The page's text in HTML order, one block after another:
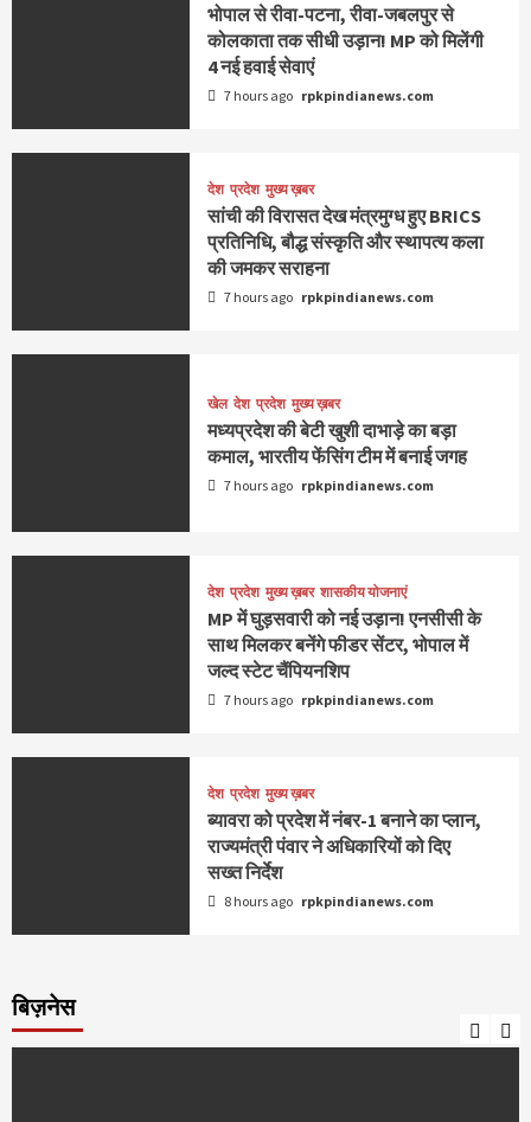
भोपाल से रीवा-पटना, रीवा-जबलपुर से
कोलकाता तक सीधी उड़ान! MP को मिलेंगी
4 नई हवाई सेवाएं
7 hours ago rpkpindianews.com
देश प्रदेश मुख्य ख़बर
सांची की विरासत देख मंत्रमुग्ध हुए BRICS
प्रतिनिधि, बौद्ध संस्कृति और स्थापत्य कला
की जमकर सराहना
7 hours ago rpkpindianews.com
खेल देश प्रदेश मुख्य ख़बर
मध्यप्रदेश की बेटी खुशी दाभाड़े का बड़ा
कमाल, भारतीय फेंसिंग टीम में बनाई जगह
7 hours ago rpkpindianews.com
देश प्रदेश मुख्य ख़बर शासकीय योजनाएं
MP में घुड़सवारी को नई उड़ान! एनसीसी के
साथ मिलकर बनेंगे फीडर सेंटर, भोपाल में
जल्द स्टेट चैंपियनशिप
7 hours ago rpkpindianews.com
देश प्रदेश मुख्य ख़बर
ब्यावरा को प्रदेश में नंबर-1 बनाने का प्लान,
राज्यमंत्री पंवार ने अधिकारियों को दिए
सख्त निर्देश
8 hours ago rpkpindianews.com
बिज़नेस